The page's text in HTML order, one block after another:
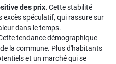
des prix. Cette stabilité
spéculatif, qui rassure sur
dans le temps.
tendance démographique
la commune. Plus d'habitants
et un marché qui se